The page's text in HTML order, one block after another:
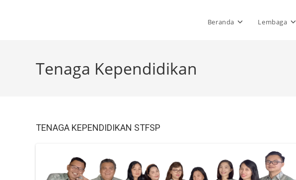
Beranda Lembaga
Tenaga Kependidikan
TENAGA KEPENDIDIKAN STFSP